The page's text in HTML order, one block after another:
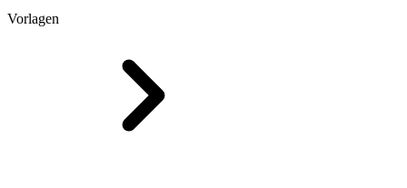
Vorlagen